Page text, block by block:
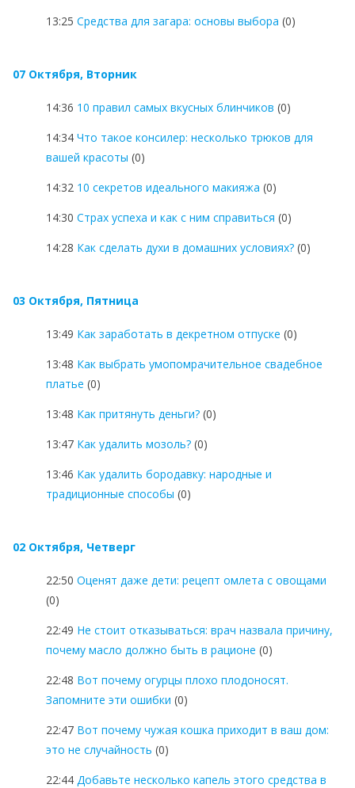
13:25 Средства для загара: основы выбора (0)
07 Октября, Вторник
14:36 10 правил самых вкусных блинчиков (0)
14:34 Что такое консилер: несколько трюков для
вашей красоты (0)
14:32 10 секретов идеального макияжа (0)
14:30 Страх успеха и как с ним справиться (0)
14:28 Как сделать духи в домашних условиях? (0)
03 Октября, Пятница
13:49 Как заработать в декретном отпуске (0)
13:48 Как выбрать умопомрачительное свадебное
платье (0)
13:48 Как притянуть деньги? (0)
13:47 Как удалить мозоль? (0)
13:46 Как удалить бородавку: народные и
традиционные способы (0)
02 Октября, Четверг
22:50 Оценят даже дети: рецепт омлета с овощами
(0)
22:49 Не стоит отказываться: врач назвала причину,
почему масло должно быть в рационе (0)
22:48 Вот почему огурцы плохо плодоносят.
Запомните эти ошибки (0)
22:47 Вот почему чужая кошка приходит в ваш дом:
это не случайность (0)
22:44 Добавьте несколько капель этого средства в